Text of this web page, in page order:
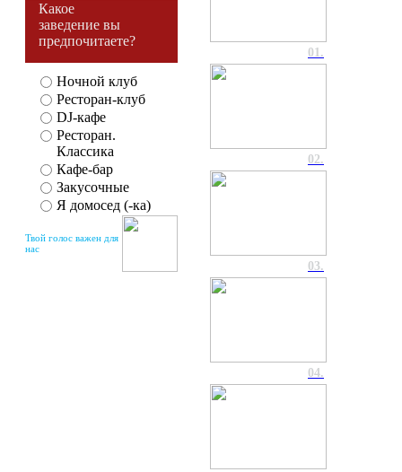
Какое
заведение вы
предпочитаете?
Ночной клуб
Ресторан-клуб
DJ-кафе
Ресторан.
Классика
Кафе-бар
Закусочные
Я домосед (-ка)
Твой голос важен для
нас
01.
02.
03.
04.